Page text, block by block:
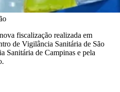
fiscalização realizada em
de Vigilância Sanitária de São
Sanitária de Campinas e pela